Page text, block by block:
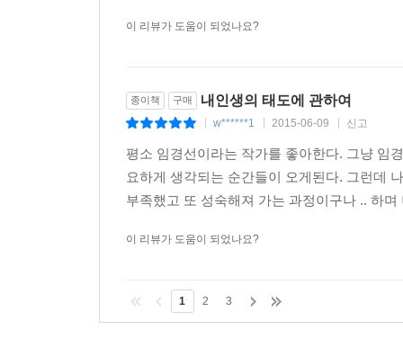
이 리뷰가 도움이 되었나요?
종이책 구매 내인생의 태도에 관하여
w******1 2015-06-09 신고
평소 임경선이라는 작가를 좋아한다. 그냥 임
요하게 생각되는 순간들이 오게된다. 그런데
부족했고 또 성숙해져 가는 과정이구나 .. 하
이 리뷰가 도움이 되었나요?
1 2 3